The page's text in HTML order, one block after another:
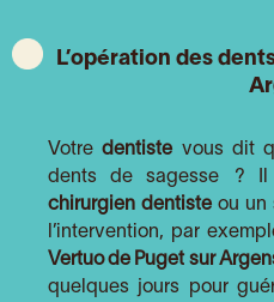
L’opération des
Votredentiste vous dit
dents de sagesse ?
chirurgien dentiste ou un
l’intervention, par
Vertuo de Puget sur
quelques jours pour